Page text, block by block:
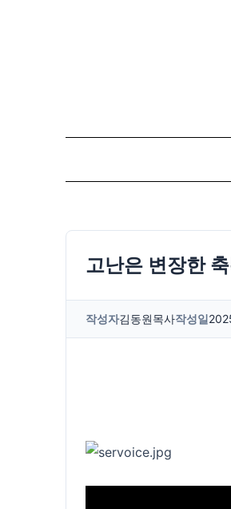
고난은 변장한
작성자김동원목사작성일